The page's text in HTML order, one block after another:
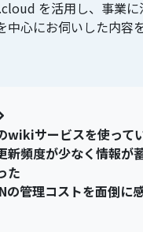
を活用し、事業に
中心にお伺いした内容
wikiサービスを使って
新頻度が少なく情報が
た
の管理コストを面倒に